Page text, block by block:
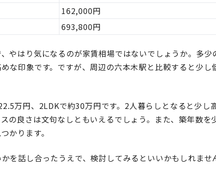
162,000円
693,800円
やはり気になるのが家賃相場ではないでしょうか。多少
な印象です。ですが、周辺の六本木駅と比較すると少し
万円、2LDKで約30万円です。2人暮らしとなると少し
の良さは文句なしともいえるでしょう。また、築年数を
かります。
を話し合ったうえで、検討してみるといいかもしれませ